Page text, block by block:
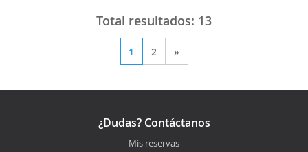
Total resultados: 13
1 2 »
¿Dudas? Contáctanos
Mis reservas